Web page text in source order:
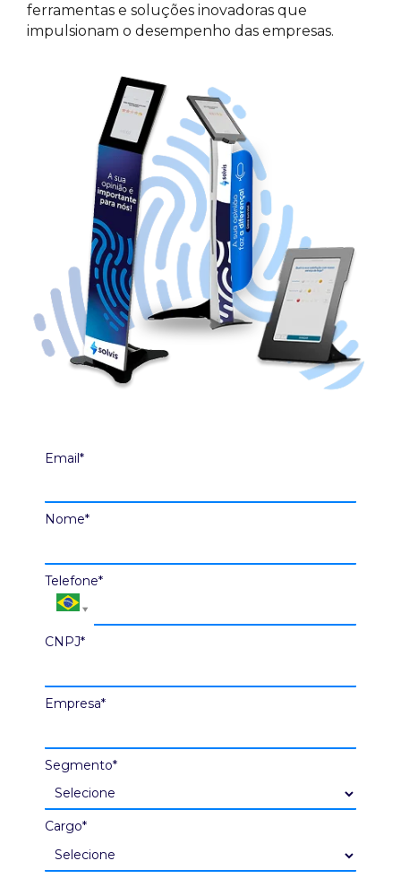
ferramentas e soluções inovadoras que
impulsionam o desempenho das empresas.
Email*
Nome*
Telefone*
CNPJ*
Empresa*
Segmento*
Cargo*